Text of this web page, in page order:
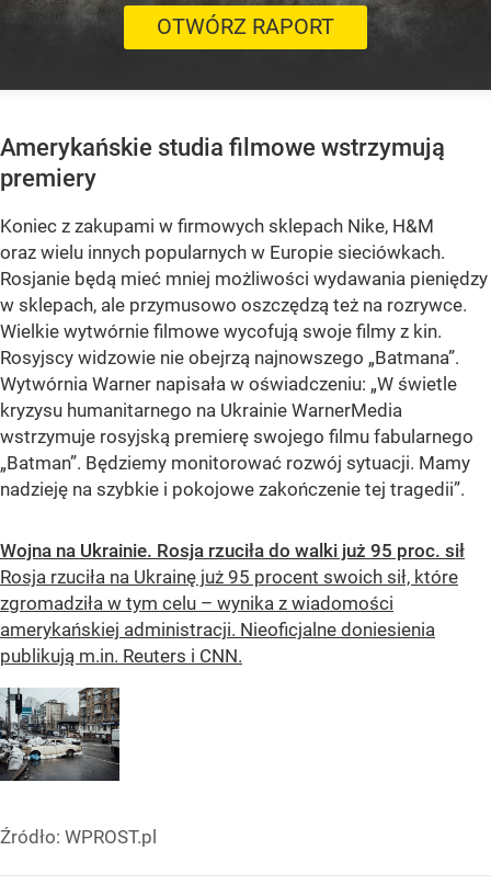
OTWÓRZ RAPORT
Amerykańskie studia filmowe wstrzymują
premiery
Koniec z zakupami w firmowych sklepach Nike, H&M
oraz wielu innych popularnych w Europie sieciówkach.
Rosjanie będą mieć mniej możliwości wydawania pieniędzy
w sklepach, ale przymusowo oszczędzą też na rozrywce.
Wielkie wytwórnie filmowe wycofują swoje filmy z kin.
Rosyjscy widzowie nie obejrzą najnowszego „Batmana”.
Wytwórnia Warner napisała w oświadczeniu: „W świetle
kryzysu humanitarnego na Ukrainie WarnerMedia
wstrzymuje rosyjską premierę swojego filmu fabularnego
„Batman”. Będziemy monitorować rozwój sytuacji. Mamy
nadzieję na szybkie i pokojowe zakończenie tej tragedii”.
Wojna na Ukrainie. Rosja rzuciła do walki już 95 proc. sił
Rosja rzuciła na Ukrainę już 95 procent swoich sił, które
zgromadziła w tym celu – wynika z wiadomości
amerykańskiej administracji. Nieoficjalne doniesienia
publikują m.in. Reuters i CNN.
Źródło: WPROST.pl